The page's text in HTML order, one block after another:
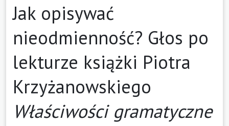
Jak opisywać
nieodmienność? Głos po
lekturze książki Piotra
Krzyżanowskiego
Właściwości gramatyczne